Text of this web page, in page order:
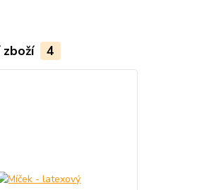
zboží 4